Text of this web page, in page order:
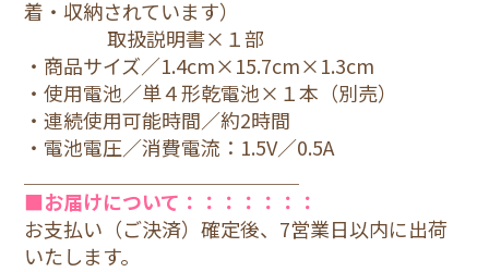
着・収納されています）
取扱説明書×１部
・商品サイズ／1.4cm×15.7cm×1.3cm
・使用電池／単４形乾電池×１本（別売）
・連続使用可能時間／約2時間
・電池電圧／消費電流：1.5V／0.5A
■お届けについて：：：：：：：
お支払い（ご決済）確定後、7営業日以内に出荷
いたします。